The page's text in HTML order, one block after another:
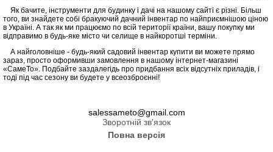
Як бачите, інструменти для будинку і дачі на нашому сайті є різні. Більш
того, ви знайдете собі бракуючий дачний інвентар по найприємнішою ціною
в Україні. А так як ми працюємо по всій території країни, вашу покупку ми
відправимо в будь-яке місто чи селище в найкоротші терміни.
А найголовніше - будь-який садовий інвентар купити ви можете прямо
зараз, просто оформивши замовлення в нашому інтернет-магазині
«СамеТо». Подбайте заздалегідь про придбання всіх відсутніх приладів, і
тоді під час сезону ви будете у всеозброєнні!
salessameto@gmail.com
Зворотній зв'язок
Повна версія